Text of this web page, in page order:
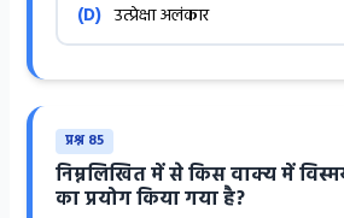
(D) उत्प्रेक्षा अलंकार
प्रश्न 85
निम्नलिखित में से किस वाक्य में
का प्रयोग किया गया है?